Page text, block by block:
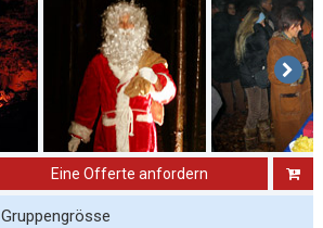
Eine Offerte anfordern
Gruppengrösse